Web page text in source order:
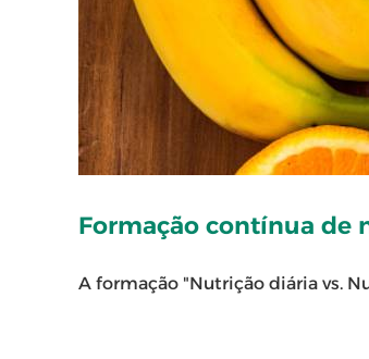
Formação contínua de
A formação "Nutrição diária vs.